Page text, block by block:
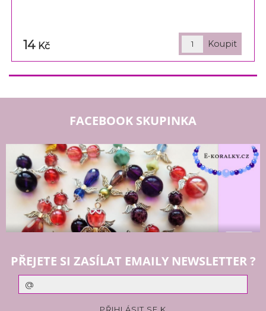
14 Kč
FACEBOOK SKUPINKA
PŘEJETE SI ZASÍLAT EMAILY NEWSLETTER ?